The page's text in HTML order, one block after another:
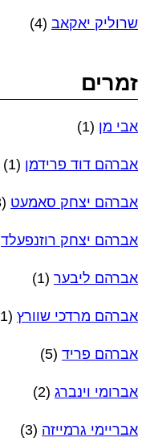
שרוליק יאקאב (4)
זמרים
אבי מן (1)
אברהם דוד פרידמן (1)
אברהם יצחק סאמעט (3)
אברהם יצחק רוזנפעלד
אברהם ליבער (1)
אברהם מרדכי שוורץ (1)
אברהם פריד (5)
אברומי וינברג (2)
אבריימי גרמייזה (3)